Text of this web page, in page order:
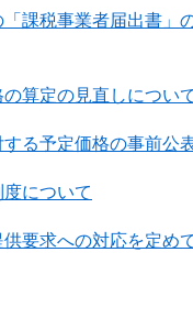
課税事業者届出書」
算定の見直しについ
る予定価格の事前公
について
要求への対応を定め